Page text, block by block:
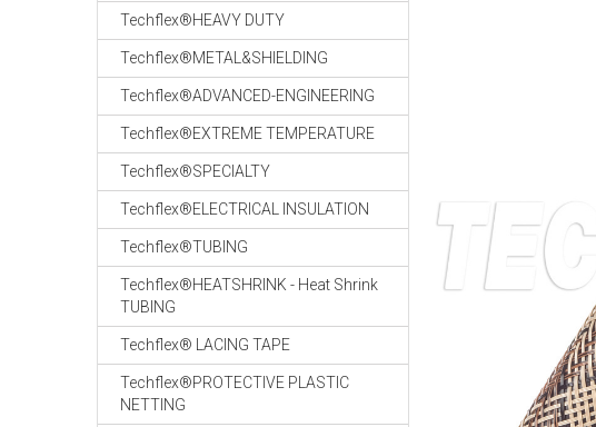
Techflex®HEAVY DUTY
Techflex®METAL&SHIELDING
Techflex®ADVANCED-ENGINEERING
Techflex®EXTREME TEMPERATURE
Techflex®SPECIALTY
Techflex®ELECTRICAL INSULATION
Techflex®TUBING
Techflex®HEATSHRINK - Heat Shrink
TUBING
Techflex® LACING TAPE
Techflex®PROTECTIVE PLASTIC
NETTING